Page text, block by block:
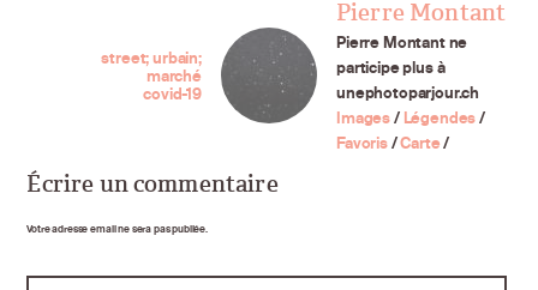
street; urbain;
marché
covid-19
Pierre Montant
Pierre Montant ne
participe plus à
unephotoparjour.ch
Images/ Légendes/
Favoris/Carte/
Écrire un commentaire
Votre adresse email ne sera pas publiée.